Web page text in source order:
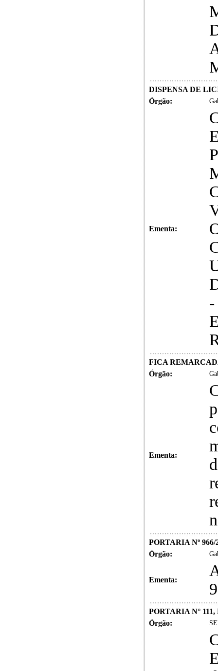
DISPENSA DE
Órgão:
Ementa:
FICA
Órgão:
Ementa:
PORTARIA Nº 966/
Órgão:
Ementa:
PORTARIA N°
Órgão: